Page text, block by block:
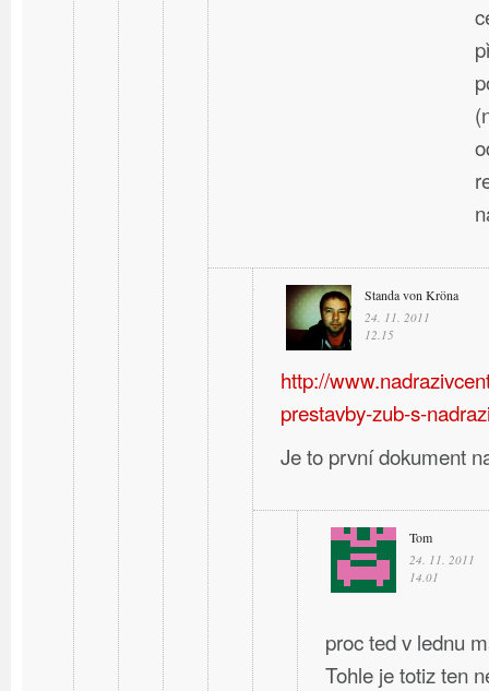
Standa von Kröna
24. 11. 2011
12.15
http://
prestavby-zub-s-
Je to první dokument
Tom
24. 11. 2011
14.01
proc ted v lednu
Tohle je totiz ten